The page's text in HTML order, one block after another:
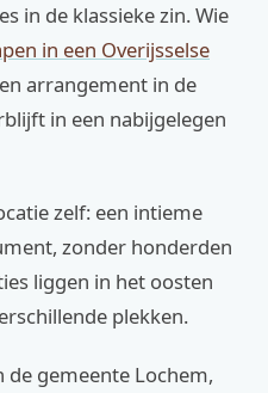
in de klassieke zin. Wie
in een Overijsselse
arrangement in de
in een nabijgelegen
zelf: een intieme
zonder honderden
liggen in het oosten
plekken.
de gemeente Lochem,